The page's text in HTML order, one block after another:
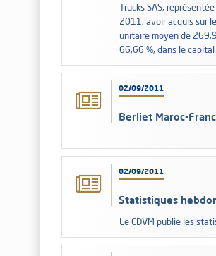
Trucks SAS,
2011, avoir acquis sur
unitaire moyen de
66,66 %, dans le
02/09/2011
Berliet Maroc-
02/09/2011
Statistiques
Le CDVM publie les